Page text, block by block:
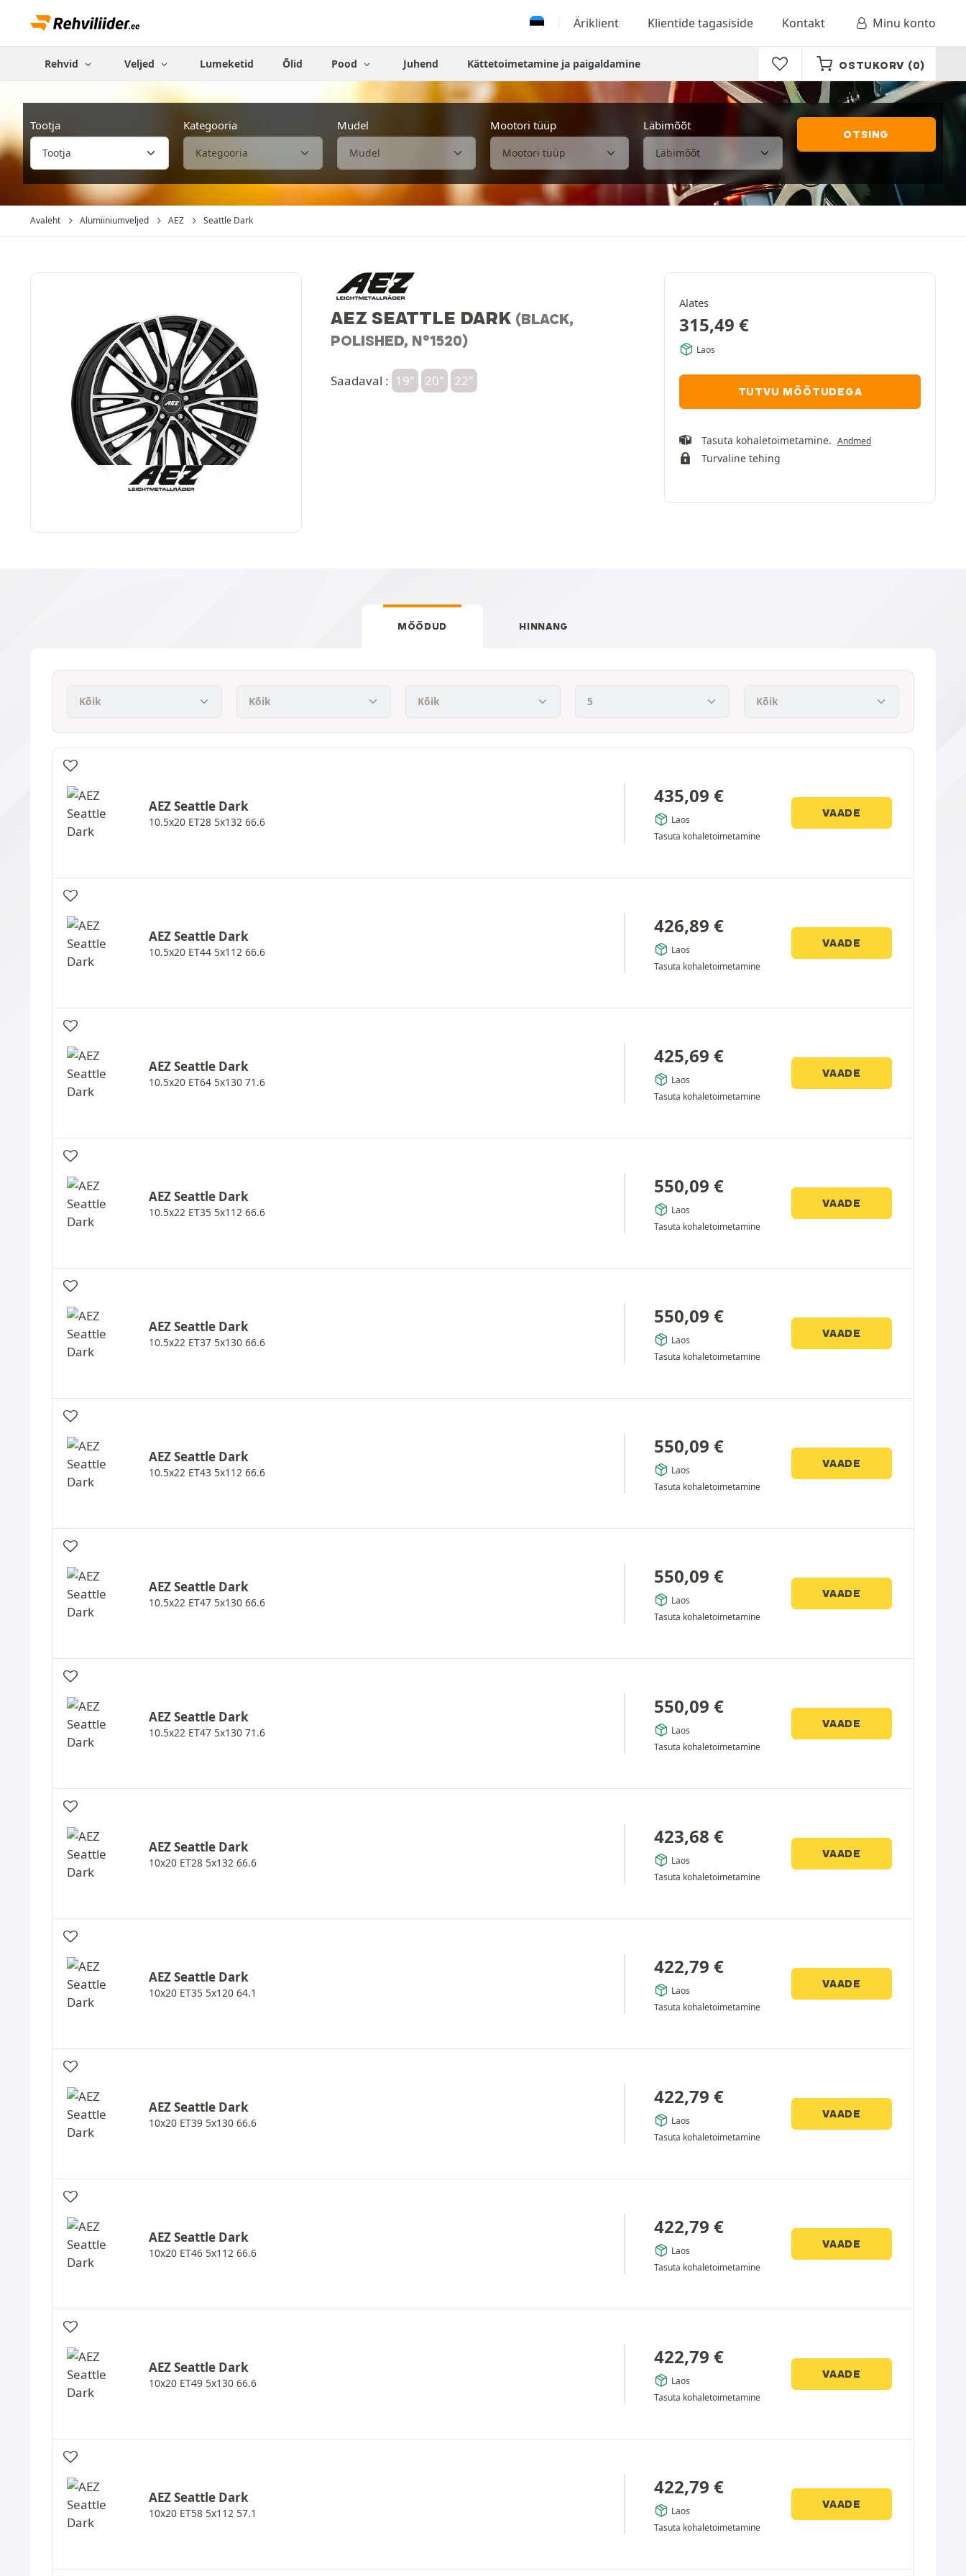
Äriklient Klientide tagasiside Kontakt Minu konto
Rehvid Veljed Lumeketid Õlid Pood Juhend Kättetoimetamine ja paigaldamine OSTUKORV (0)
Tootja Kategooria Mudel Mootori tüüp Läbimõõt
OTSING
Avaleht Alumiiniumveljed AEZ Seattle Dark
AEZ SEATTLE DARK (BLACK,
POLISHED, N°1520)
Saadaval : 19" 20" 22"
Alates
315,49 €
Laos
TUTVU MÕÕTUDEGA
Tasuta kohaletoimetamine. Andmed
Turvaline tehing
MÕÕDUD HINNANG
AEZSeattle Dark
10.5x20 ET28 5x132 66.6
435,09 €
Laos
Tasuta kohaletoimetamine
VAADE
AEZSeattle Dark
10.5x20 ET44 5x112 66.6
426,89 €
Laos
Tasuta kohaletoimetamine
VAADE
AEZSeattle Dark
10.5x20 ET64 5x130 71.6
425,69 €
Laos
Tasuta kohaletoimetamine
VAADE
AEZSeattle Dark
10.5x22 ET35 5x112 66.6
550,09 €
Laos
Tasuta kohaletoimetamine
VAADE
AEZSeattle Dark
10.5x22 ET37 5x130 66.6
550,09 €
Laos
Tasuta kohaletoimetamine
VAADE
AEZSeattle Dark
10.5x22 ET43 5x112 66.6
550,09 €
Laos
Tasuta kohaletoimetamine
VAADE
AEZSeattle Dark
10.5x22 ET47 5x130 66.6
550,09 €
Laos
Tasuta kohaletoimetamine
VAADE
AEZSeattle Dark
10.5x22 ET47 5x130 71.6
550,09 €
Laos
Tasuta kohaletoimetamine
VAADE
AEZSeattle Dark
10x20 ET28 5x132 66.6
423,68 €
Laos
Tasuta kohaletoimetamine
VAADE
AEZSeattle Dark
10x20 ET35 5x120 64.1
422,79 €
Laos
Tasuta kohaletoimetamine
VAADE
AEZSeattle Dark
10x20 ET39 5x130 66.6
422,79 €
Laos
Tasuta kohaletoimetamine
VAADE
AEZSeattle Dark
10x20 ET46 5x112 66.6
422,79 €
Laos
Tasuta kohaletoimetamine
VAADE
AEZSeattle Dark
10x20 ET49 5x130 66.6
422,79 €
Laos
Tasuta kohaletoimetamine
VAADE
AEZSeattle Dark
10x20 ET58 5x112 57.1
422,79 €
Laos
Tasuta kohaletoimetamine
VAADE